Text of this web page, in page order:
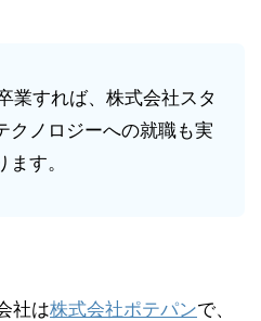
業すれば、株式会社スタ
クノロジーへの就職も実
す。
社は株式会社ポテパンで、